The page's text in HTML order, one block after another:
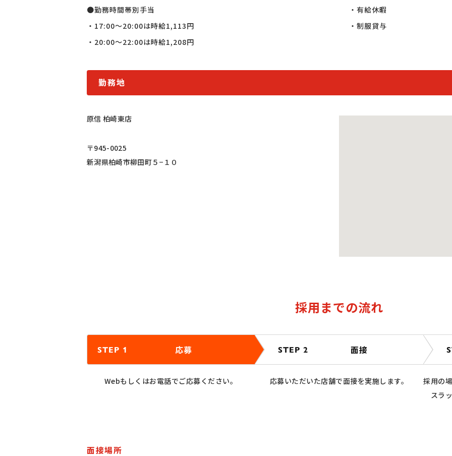
●勤務時間帯別手当
・17:00〜20:00は時給1,113円
・20:00〜22:00は時給1,208円
・有給休暇
・制服貸与
勤務地
原信 柏崎東店
〒945-0025
新潟県柏崎市柳田町５−１０
採用までの流れ
STEP 1 応募
Webもしくはお電話でご応募ください。
STEP 2 面接
応募いただいた店舗で面接を実施します。
採用の
スラ
面接場所